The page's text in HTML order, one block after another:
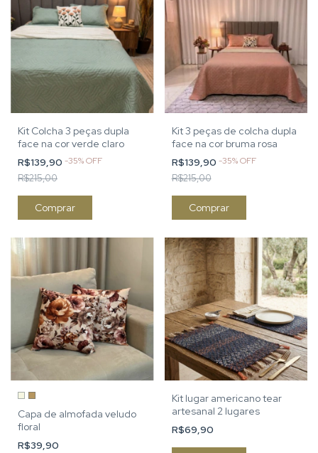
Kit Colcha 3 peças dupla
face na cor verde claro
R$139,90 -35%OFF
R$215,00
Comprar
Kit 3 peças de colcha dupla
face na cor bruma rosa
R$139,90 -35%OFF
R$215,00
Comprar
Capa de almofada veludo
floral
R$39,90
Kit lugar americano tear
artesanal 2 lugares
R$69,90